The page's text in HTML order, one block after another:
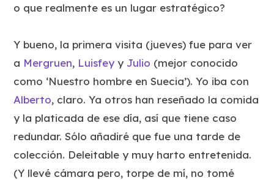
o que realmente es un lugar estratégico?
Y bueno, la primera visita (jueves) fue para ver
a Mergruen, Luisfey y Julio (mejor conocido
como ‘Nuestro hombre en Suecia’). Yo iba con
Alberto, claro. Ya otros han reseñado la comida
y la platicada de ese día, así que tiene caso
redundar. Sólo añadiré que fue una tarde de
colección. Deleitable y muy harto entretenida.
(Y llevé cámara pero, torpe de mí, no tomé